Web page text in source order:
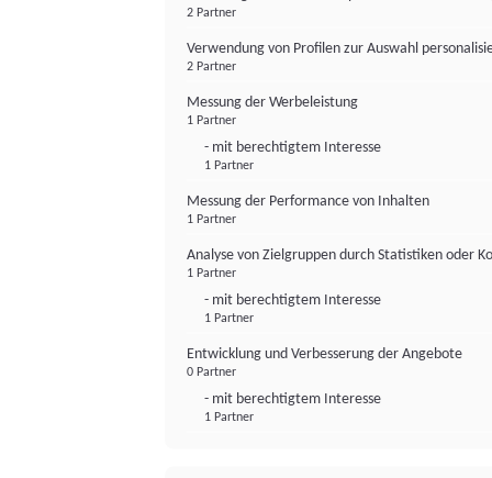
2 Partner
Verwendung von Profilen zur Auswahl
2 Partner
Messung der Werbeleistung
1 Partner
- mit berechtigtem Interesse
1 Partner
Messung der Performance von Inhalten
1 Partner
Analyse von Zielgruppen durch Statistiken oder
1 Partner
- mit berechtigtem Interesse
1 Partner
Entwicklung und Verbesserung der Angebote
0 Partner
- mit berechtigtem Interesse
1 Partner